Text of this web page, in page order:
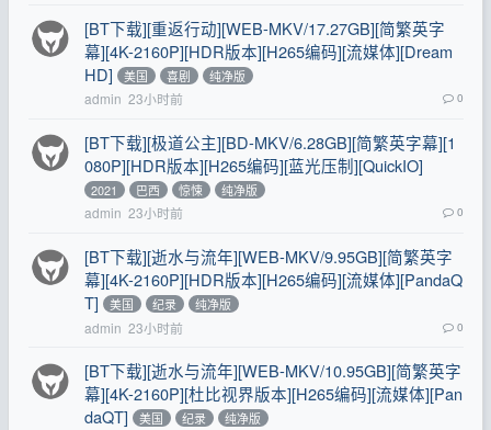
[BT下载][重返行动][WEB-MKV/17.27GB][简繁英字
幕][4K-2160P][HDR版本][H265编码][流媒体][Dream
HD]
美国 喜剧 纯净版
admin 23小时前 0
[BT下载][极道公主][BD-MKV/6.28GB][简繁英字幕][1
080P][HDR版本][H265编码][蓝光压制][QuickIO]
2021 巴西 惊悚 纯净版
admin 23小时前 0
[BT下载][逝水与流年][WEB-MKV/9.95GB][简繁英字
幕][4K-2160P][HDR版本][H265编码][流媒体][PandaQ
T]
美国 纪录 纯净版
admin 23小时前 0
[BT下载][逝水与流年][WEB-MKV/10.95GB][简繁英字
幕][4K-2160P][杜比视界版本][H265编码][流媒体][Pan
daQT]
美国 纪录 纯净版